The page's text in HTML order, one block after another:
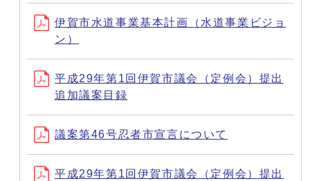
伊賀市水道事業基本計画（水道事業ビジョ
ン）
平成29年第1回伊賀市議会（定例会）提出
追加議案目録
議案第46号忍者市宣言について
平成29年第1回伊賀市議会（定例会）提出